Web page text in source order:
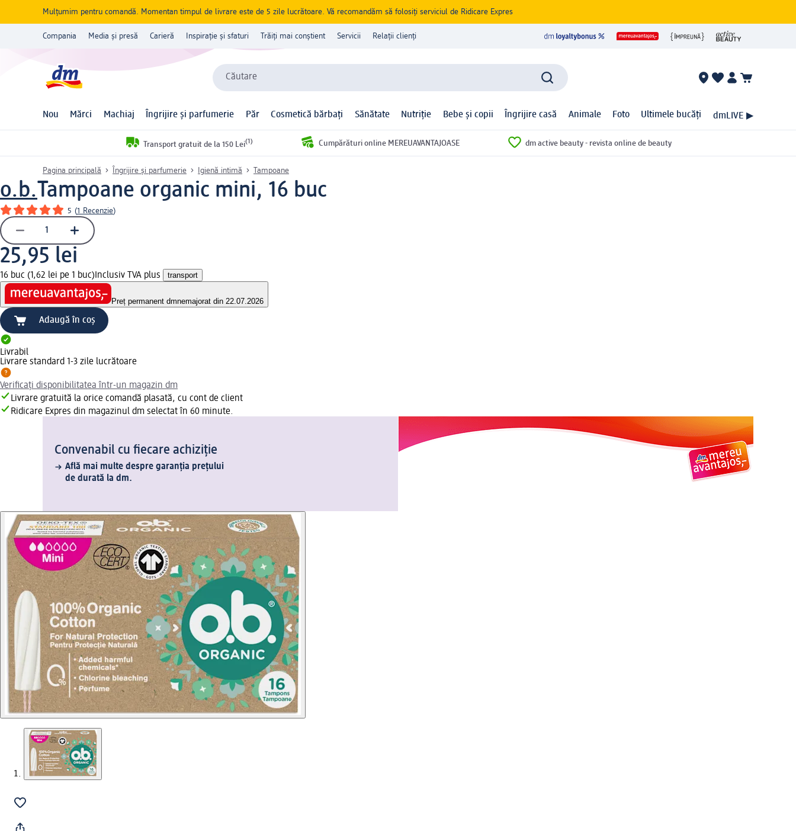
Mulțumim pentru comandă. Momentan timpul de livrare este de 5 zile lucrătoare. Vă recomandăm să folosiți serviciul de Ridicare Expres
Compania Media și presă Carieră Inspirație și sfaturi Trăiți mai conștient Servicii Relații clienți
Căutare
Nou Mărci Machiaj Îngrijire și parfumerie Păr Cosmetică bărbați Sănătate Nutriție Bebe și copii Îngrijire casă Animale Foto Ultimele bucăți dmLIVE ▶
Transport gratuit de la 150 Lei(1) Cumpărături online MEREUAVANTAJOASE dm active beauty - revista online de beauty
Pagina principală Îngrijire și parfumerie Igienă intimă Tampoane
o.b.Tampoane organic mini, 16 buc
5 (1 Recenzie)
25,95 lei
16 buc (1,62 lei pe 1 buc) Inclusiv TVA plus transport
Preț permanent dmnemajorat din 22.07.2026
Adaugă în coș
Livrabil
Livrare standard 1-3 zile lucrătoare
Verificați disponibilitatea într-un magazin dm
Livrare gratuită la orice comandă plasată, cu cont de client
Ridicare Expres din magazinul dm selectat în 60 minute.
Convenabil cu fiecare achiziție
Află mai multe despre garanția prețului
de durată la dm.